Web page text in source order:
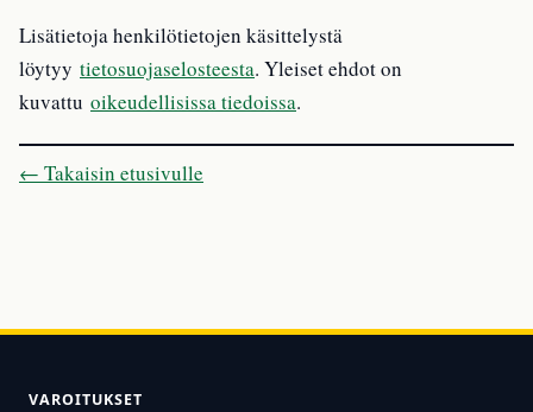
Lisätietoja henkilötietojen käsittelystä
löytyy tietosuojaselosteesta. Yleiset ehdot on
kuvattu oikeudellisissa tiedoissa.
← Takaisin etusivulle
VAROITUKSET